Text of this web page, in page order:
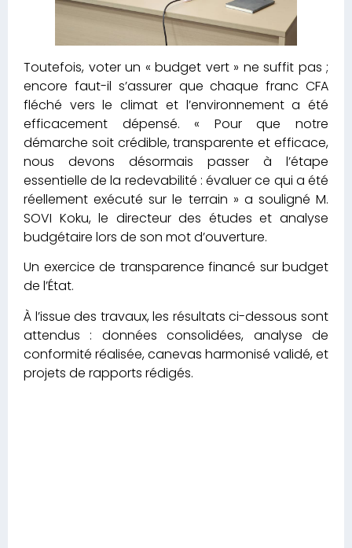
Toutefois, voter un « budget vert » ne suffit pas ;
encore faut-il s’assurer que chaque franc CFA
fléché vers le climat et l’environnement a été
efficacement dépensé. « Pour que notre
démarche soit crédible, transparente et efficace,
nous devons désormais passer à l’étape
essentielle de la redevabilité : évaluer ce qui a été
réellement exécuté sur le terrain » a souligné M.
SOVI Koku, le directeur des études et analyse
budgétaire lors de son mot d’ouverture.
Un exercice de transparence financé sur budget
de l’État.
À l’issue des travaux, les résultats ci-dessous sont
attendus : données consolidées, analyse de
conformité réalisée, canevas harmonisé validé, et
projets de rapports rédigés.